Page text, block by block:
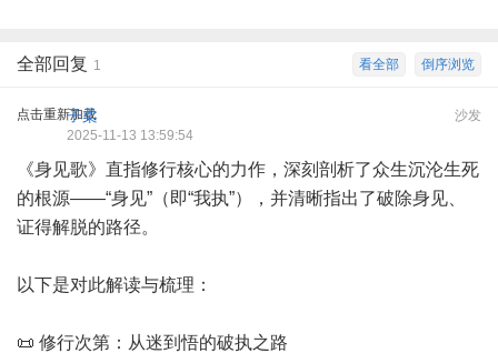
倒序浏览
看全部
全部回复 1
点击重新加载 沙发
子柔
2025-11-13 13:59:54
《身见歌》直指修行核心的力作，深刻剖析了众生沉沦生死
的根源——“身见”（即“我执”），并清晰指出了破除身见、
证得解脱的路径。
以下是对此解读与梳理：
📜 修行次第：从迷到悟的破执之路